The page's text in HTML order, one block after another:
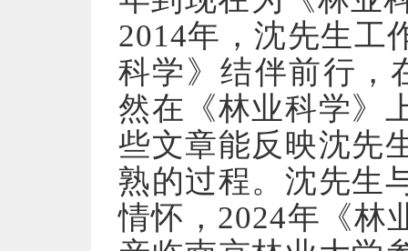
2014年，沈先生工
科学》结伴前行，
然在《林业科学》
些文章能反映沈先
熟的过程。沈先生
情怀，2024年《林